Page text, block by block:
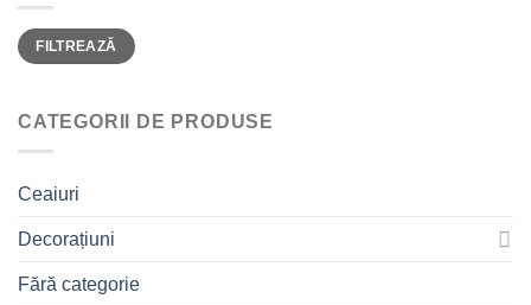
Preț
Minim
Preț
MaximFILTREAZĂ
CATEGORII DE PRODUSE
Ceaiuri
Decorațiuni
Fără categorie